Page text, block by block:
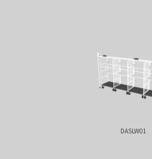
DASLW01